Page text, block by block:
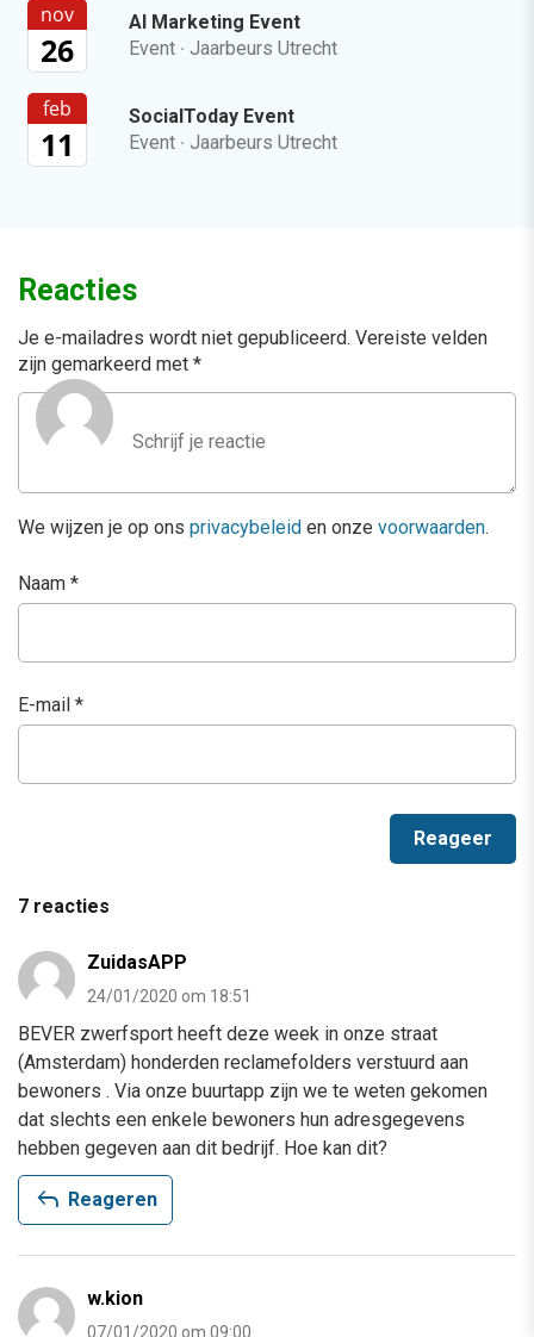
nov
26
AI Marketing Event
Event · Jaarbeurs Utrecht
feb
11
SocialToday Event
Event · Jaarbeurs Utrecht
Reacties
Je e-mailadres wordt niet gepubliceerd. Vereiste velden
zijn gemarkeerd met *
We wijzen je op ons privacybeleid en onze voorwaarden.
Naam *
E-mail *
7 reacties
ZuidasAPP
24/01/2020 om 18:51
BEVER zwerfsport heeft deze week in onze straat
(Amsterdam) honderden reclamefolders verstuurd aan
bewoners . Via onze buurtapp zijn we te weten gekomen
dat slechts een enkele bewoners hun adresgegevens
hebben gegeven aan dit bedrijf. Hoe kan dit?
reply Reageren
w.kion
07/01/2020 om 09:00